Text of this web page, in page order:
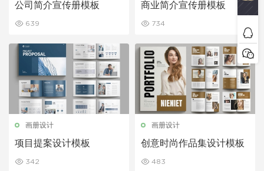
公司简介宣传册模板
639
商业简介宣传册模板
734
画册设计
项目提案设计模板
342
画册设计
创意时尚作品集设计模板
483